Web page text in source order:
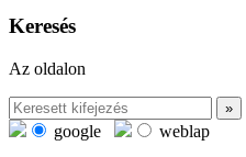
Keresés
Az oldalon
google
weblap